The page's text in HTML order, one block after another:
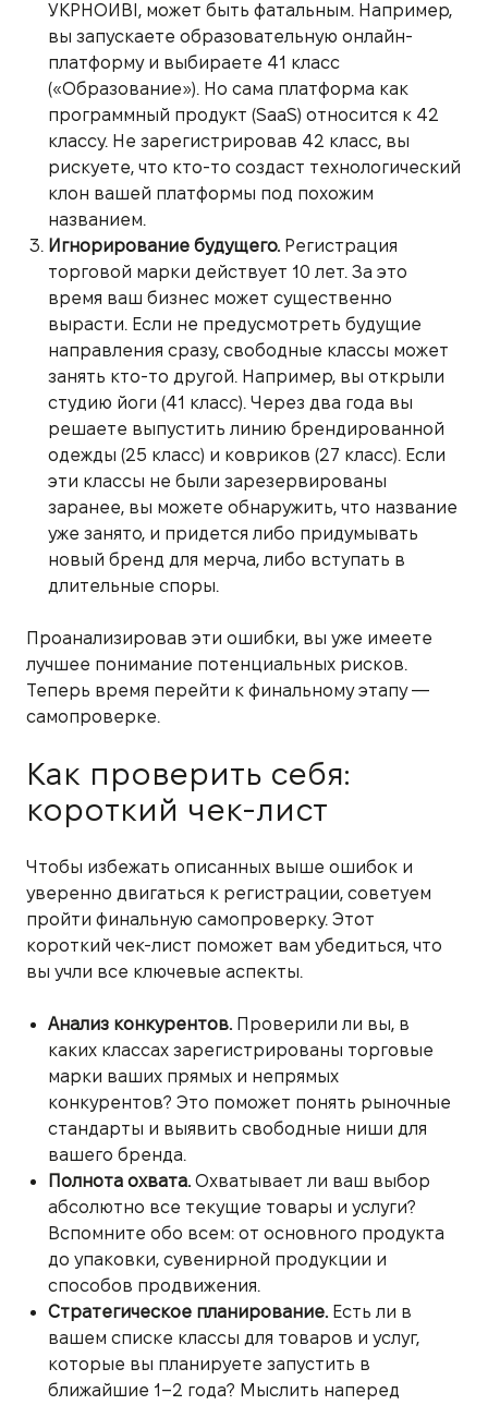
УКРНОИВІ, может быть фатальным. Например,
вы запускаете образовательную онлайн-
платформу и выбираете 41 класс
(«Образование»). Но сама платформа как
программный продукт (SaaS) относится к 42
классу. Не зарегистрировав 42 класс, вы
рискуете, что кто-то создаст технологический
клон вашей платформы под похожим
названием.
Игнорирование будущего. Регистрация
торговой марки действует 10 лет. За это
время ваш бизнес может существенно
вырасти. Если не предусмотреть будущие
направления сразу, свободные классы может
занять кто-то другой. Например, вы открыли
студию йоги (41 класс). Через два года вы
решаете выпустить линию брендированной
одежды (25 класс) и ковриков (27 класс). Если
эти классы не были зарезервированы
заранее, вы можете обнаружить, что название
уже занято, и придется либо придумывать
новый бренд для мерча, либо вступать в
длительные споры.
Проанализировав эти ошибки, вы уже имеете
лучшее понимание потенциальных рисков.
Теперь время перейти к финальному этапу —
самопроверке.
Как проверить себя:
короткий чек-лист
Чтобы избежать описанных выше ошибок и
уверенно двигаться к регистрации, советуем
пройти финальную самопроверку. Этот
короткий чек-лист поможет вам убедиться, что
вы учли все ключевые аспекты.
Анализ конкурентов. Проверили ли вы, в
каких классах зарегистрированы торговые
марки ваших прямых и непрямых
конкурентов? Это поможет понять рыночные
стандарты и выявить свободные ниши для
вашего бренда.
Полнота охвата. Охватывает ли ваш выбор
абсолютно все текущие товары и услуги?
Вспомните обо всем: от основного продукта
до упаковки, сувенирной продукции и
способов продвижения.
Стратегическое планирование. Есть ли в
вашем списке классы для товаров и услуг,
которые вы планируете запустить в
ближайшие 1–2 года? Мыслить наперед